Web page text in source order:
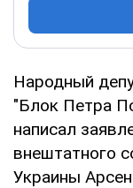
Народный
"Блок Петра
написал
внештатного
Украины